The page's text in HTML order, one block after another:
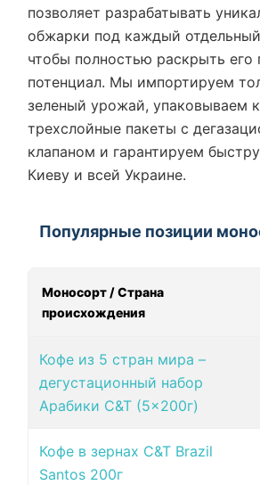
позволяет разрабатывать
обжарки под каждый
чтобы полностью раскрыть его
потенциал. Мы импортируем
зеленый урожай, упаковываем
трехслойные пакеты с
клапаном и гарантируем
Киеву и всей Украине.
Популярные позиции
Моносорт / Страна
происхождения
Кофе из 5 стран мира –
дегустационный набор
Арабики C&T (5×200г)
Кофе в зернах C&T Brazil
Santos 200г